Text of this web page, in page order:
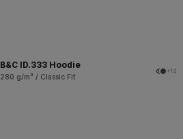
B&C ID.333 Hoodie
280 g/m² / Classic Fit
+14